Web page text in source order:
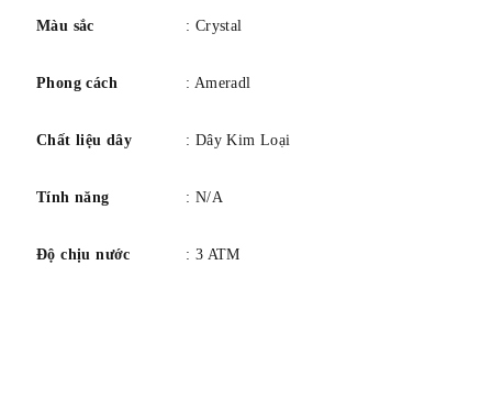
Màu sắc : Crystal
Phong cách : Ameradl
Chất liệu dây : Dây Kim Loại
Tính năng : N/A
Độ chịu nước : 3 ATM